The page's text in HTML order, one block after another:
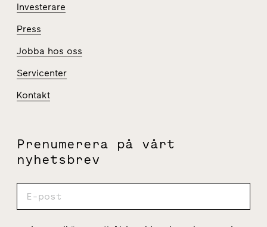
Investerare
Press
Jobba hos oss
Servicenter
Kontakt
Prenumerera på vårt
nyhetsbrev